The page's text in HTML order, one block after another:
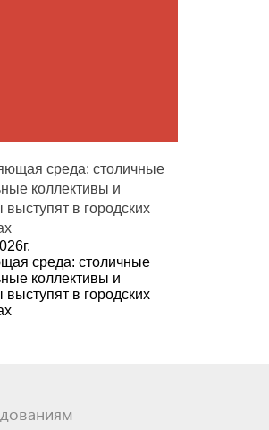
среда: столичные
коллективы и
выступят в городских